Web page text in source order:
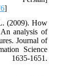
(2009). How
An analysis of
Journal of
Science
1651.